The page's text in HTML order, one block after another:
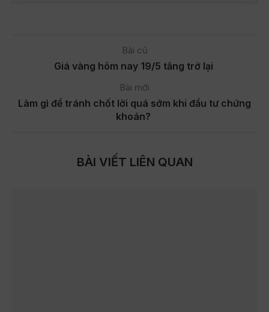
Bài cũ
Giá vàng hôm nay 19/5 tăng trở lại
Bài mới
Làm gì để tránh chốt lời quá sớm khi đầu tư chứng
khoán?
BÀI VIẾT LIÊN QUAN